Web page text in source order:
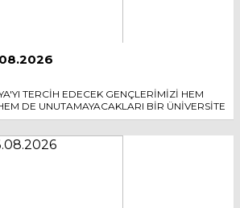
TERCİH EDECEK GENÇLERİMİZİ HEM
DE UNUTAMAYACAKLARI BİR ÜNİVERSİTE